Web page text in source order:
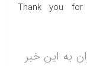
Thank you
به این خبر